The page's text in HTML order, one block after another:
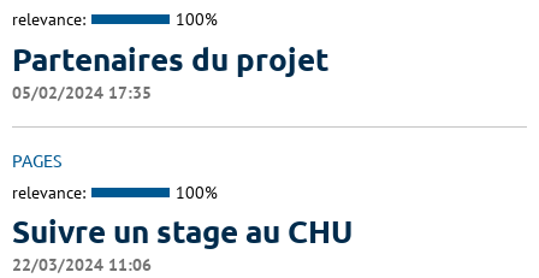
relevance: 100%
Partenaires du projet
05/02/2024 17:35
PAGES
relevance: 100%
Suivre un stage au CHU
22/03/2024 11:06